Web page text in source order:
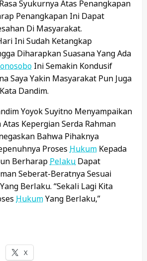
Syukurnya Atas Penangkapan
Penangkapan Ini Dapat
Di Masyarakat.
Ini Sudah Ketangkap
Diharapkan Suasana Yang Ada
Ini Semakin Kondusif
Saya Yakin Masyarakat Pun Juga
Dandim.
Yoyok Suyitno Menyampaikan
Kepergian Serda Rahman
Bahwa Pihaknya
Proses Hukum Kepada
Berharap Pelaku Dapat
Seberat-Beratnya Sesuai
Yang Berlaku. “Sekali Lagi Kita
HukumYang Berlaku,”
X